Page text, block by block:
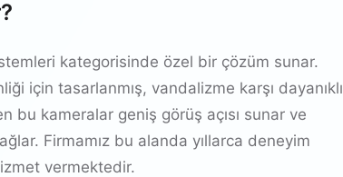
kategorisinde özel bir çözüm sunar.
için tasarlanmış, vandalizme karşı dayanıklı
bu kameralar geniş görüş açısı sunar ve
Firmamız bu alanda yıllarca deneyim
vermektedir.